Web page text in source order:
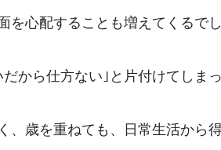
心配することも増えてくるでし
から仕方ない｣と片付けてしま
、歳を重ねても、日常生活から